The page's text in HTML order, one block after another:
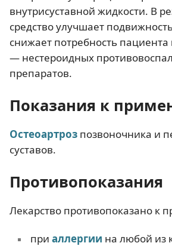
внутрисуставной жидкости. В
средство улучшает
снижает потребность
— нестероидных
препаратов.
Показания к
Остеоартроз позвоночника и
суставов.
Противопоказания
Лекарство противопоказано к
при аллергии на любой из